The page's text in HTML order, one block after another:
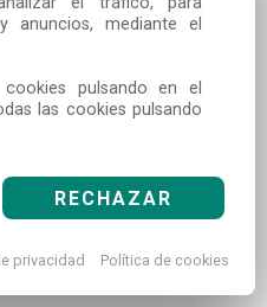
anuncios, mediante el
pulsando en el
las cookies pulsando
RECHAZAR
privacidad Política de cookies